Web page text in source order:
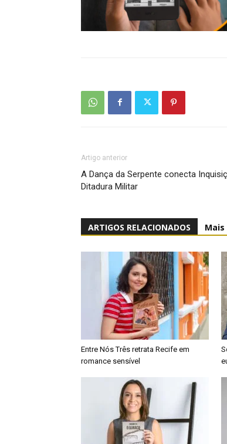
Artigo anterior
A Dança da Serpente conecta
Ditadura Militar
ARTIGOS RELACIONADOS
Entre Nós Três retrata Recife em
romance sensível